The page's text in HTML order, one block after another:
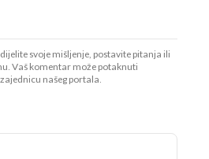
svoje mišljenje, postavite pitanja ili
Vaš komentar može potaknuti
našeg portala.